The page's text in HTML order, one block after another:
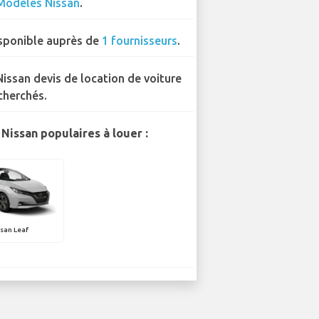
Nissan.
auprès de 1 fournisseurs.
devis de location de voiture
populaires à louer :
Leaf